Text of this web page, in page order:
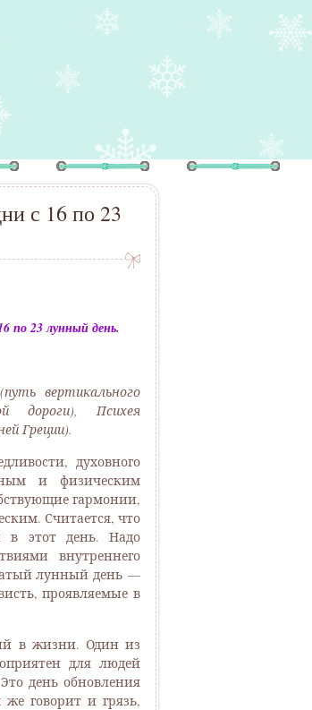
с 16 по 23
по 23 лунный день.
вертикального
дороги), Психея
Греции).
духовного
и физическим
гармонии,
Считается, что
в этот день. Надо
внутреннего
лунный день —
проявляемые в
в жизни. Один из
для людей
день обновления
говорит и грязь,